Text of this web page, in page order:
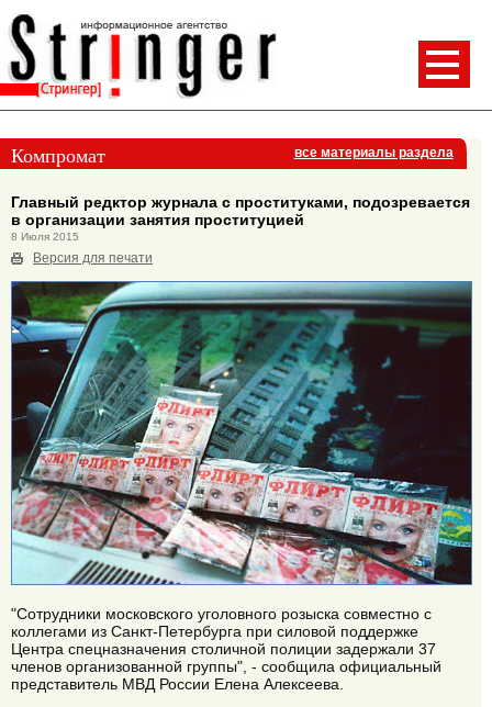
Компромат все материалы раздела
Главный редктор журнала с проституками, подозревается
в организации занятия проституцией
8 Июля 2015
Версия для печати
"Сотрудники московского уголовного розыска совместно с
коллегами из Санкт-Петербурга при силовой поддержке
Центра спецназначения столичной полиции задержали 37
членов организованной группы", - сообщила официальный
представитель МВД России Елена Алексеева.